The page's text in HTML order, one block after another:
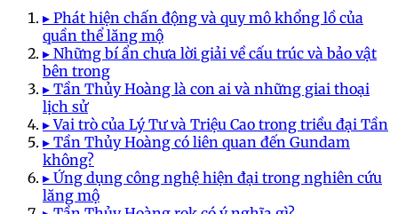
▸ Phát hiện chấn động và quy mô khổng lồ của
quần thể lăng mộ
▸ Những bí ẩn chưa lời giải về cấu trúc và bảo vật
bên trong
▸ Tần Thủy Hoàng là con ai và những giai thoại
lịch sử
▸ Vai trò của Lý Tư và Triệu Cao trong triều đại Tần
▸ Tần Thủy Hoàng có liên quan đến Gundam
không?
▸ Ứng dụng công nghệ hiện đại trong nghiên cứu
lăng mộ